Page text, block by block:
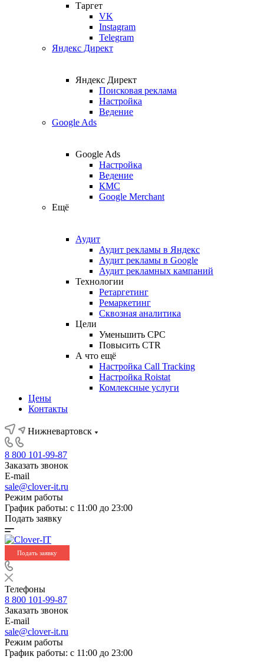
Таргет
VK
Instagram
Telegram
Яндекс Директ
Яндекс Директ
Поисковая реклама
Настройка
Ведение
Google Ads
Google Ads
Настройка
Ведение
КМС
Google Merchant
Ещё
Аудит
Аудит рекламы в Яндекс
Аудит рекламы в Google
Аудит рекламных кампаний
Технологии
Ретаргетинг
Ремаркетинг
Сквозная аналитика
Цели
Уменьшить CPC
Повысить CTR
А что ещё
Настройка Call Tracking
Настройка Roistat
Комлексные услуги
Цены
Контакты
Нижневартовск
8 800 101-99-87
Заказать звонок
E-mail
sale@clover-it.ru
Режим работы
График работы: с 11:00 до 23:00
Подать заявку
Подать заявку
Телефоны
8 800 101-99-87
Заказать звонок
E-mail
sale@clover-it.ru
Режим работы
График работы: с 11:00 до 23:00